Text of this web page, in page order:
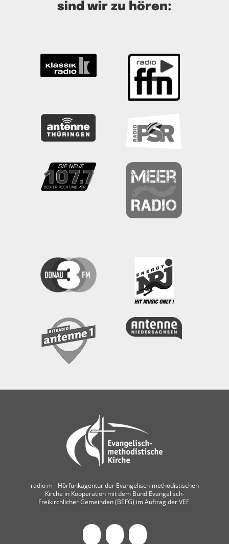
sind wir zu hören:
radio m ‐ Hörfunkagentur der Evangelisch-methodistischen
Kirche in Kooperation mit dem Bund Evangelisch-
Freikirchlicher Gemeinden (BEFG) im Auftrag der VEF.